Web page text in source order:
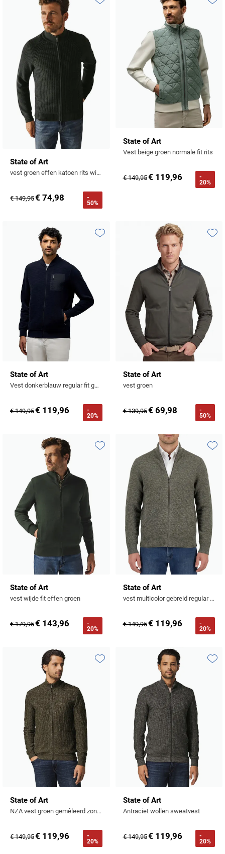
State of Art
vest groen effen katoen rits wijde fit
€ 149,95€ 74,98
-
50%
Toevoegen aan favorieten
State of Art
Vest beige groen normale fit rits
€ 149,95€ 119,96
-
20%
State of Art
Vest donkerblauw regular fit gemêleerd
€ 149,95€ 119,96
-
20%
Toevoegen aan favorieten
State of Art
vest groen
€ 139,95€ 69,98
-
50%
State of Art
vest wijde fit effen groen
€ 179,95€ 143,96
-
20%
Toevoegen aan favorieten
State of Art
vest multicolor gebreid regular fit
€ 149,95€ 119,96
-
20%
State of Art
NZA vest groen gemêleerd zonder capuchon
€ 149,95€ 119,96
-
20%
Toevoegen aan favorieten
State of Art
Antraciet wollen sweatvest
€ 149,95€ 119,96
-
20%